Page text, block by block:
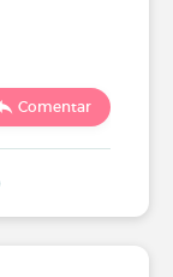
Comentar